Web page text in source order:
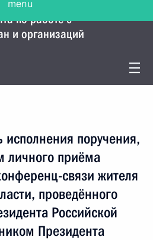
по работе с
и организаций
исполнения поручения,
личного приёма
связи жителя
проведённого
Российской
Президента